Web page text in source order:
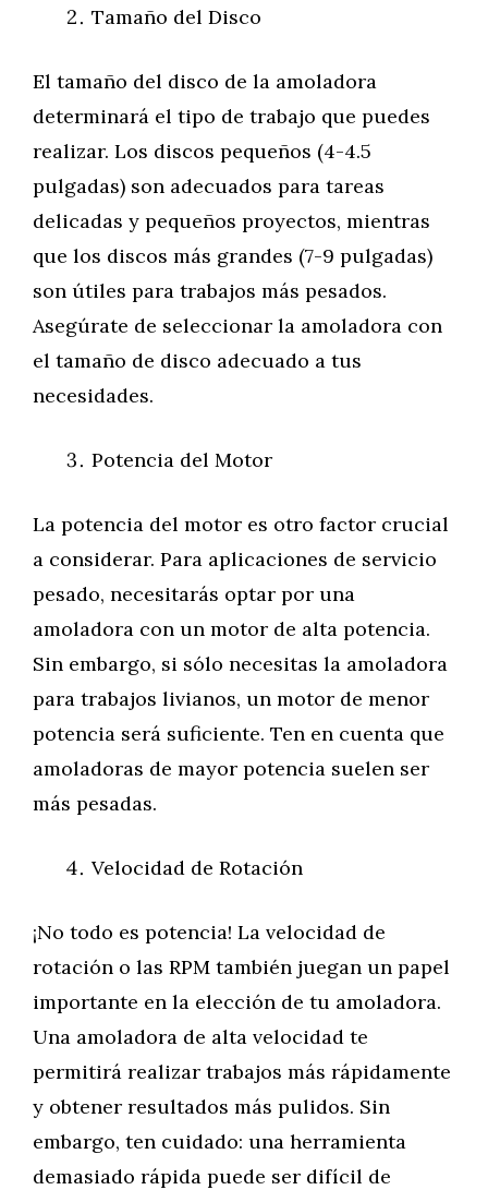
Tamaño del Disco
El tamaño del disco de la amoladora
determinará el tipo de trabajo que puedes
realizar. Los discos pequeños (4-4.5
pulgadas) son adecuados para tareas
delicadas y pequeños proyectos, mientras
que los discos más grandes (7-9 pulgadas)
son útiles para trabajos más pesados.
Asegúrate de seleccionar la amoladora con
el tamaño de disco adecuado a tus
necesidades.
Potencia del Motor
La potencia del motor es otro factor crucial
a considerar. Para aplicaciones de servicio
pesado, necesitarás optar por una
amoladora con un motor de alta potencia.
Sin embargo, si sólo necesitas la amoladora
para trabajos livianos, un motor de menor
potencia será suficiente. Ten en cuenta que
amoladoras de mayor potencia suelen ser
más pesadas.
Velocidad de Rotación
¡No todo es potencia! La velocidad de
rotación o las RPM también juegan un papel
importante en la elección de tu amoladora.
Una amoladora de alta velocidad te
permitirá realizar trabajos más rápidamente
y obtener resultados más pulidos. Sin
embargo, ten cuidado: una herramienta
demasiado rápida puede ser difícil de